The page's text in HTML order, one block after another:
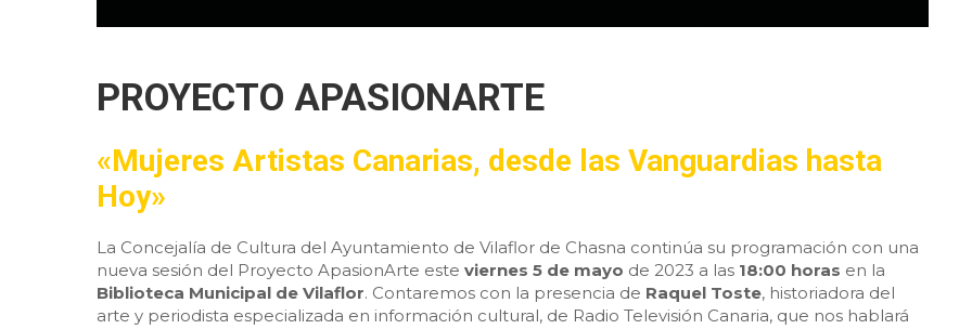
PROYECTO APASIONARTE
«Mujeres Artistas Canarias, desde las Vanguardias hasta
Hoy»
La Concejalía de Cultura del Ayuntamiento de Vilaflor de Chasna continúa su programación con una
nueva sesión del Proyecto ApasionArte este viernes 5 de mayo de 2023 a las 18:00 horas en la
Biblioteca Municipal de Vilaflor. Contaremos con la presencia de Raquel Toste, historiadora del
arte y periodista especializada en información cultural, de Radio Televisión Canaria, que nos hablará